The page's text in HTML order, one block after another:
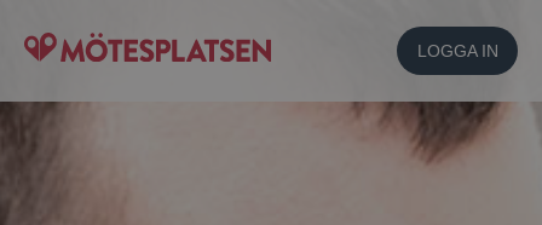
LOGGA IN